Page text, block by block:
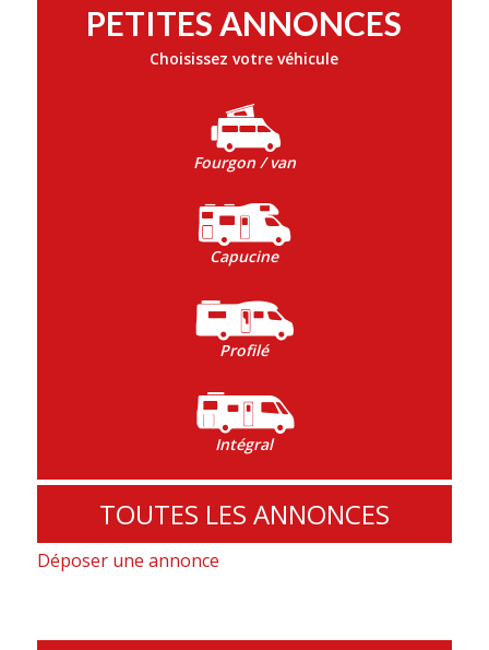
PETITES ANNONCES
Choisissez votre véhicule
Fourgon / van
Capucine
Profilé
Intégral
TOUTES LES ANNONCES
Déposer une annonce